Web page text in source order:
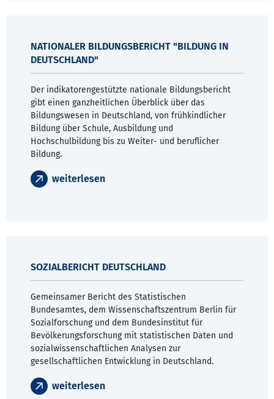
NATIONALER BILDUNGSBERICHT "BILDUNG IN
DEUTSCHLAND"
Der indikatorengestützte nationale Bildungsbericht
gibt einen ganzheitlichen Überblick über das
Bildungswesen in Deutschland, von frühkindlicher
Bildung über Schule, Ausbildung und
Hochschulbildung bis zu Weiter- und beruflicher
Bildung.
weiterlesen
SOZIALBERICHT DEUTSCHLAND
Gemeinsamer Bericht des Statistischen
Bundesamtes, dem Wissenschaftszentrum Berlin für
Sozialforschung und dem Bundesinstitut für
Bevölkerungsforschung mit statistischen Daten und
sozialwissenschaftlichen Analysen zur
gesellschaftlichen Entwicklung in Deutschland.
weiterlesen